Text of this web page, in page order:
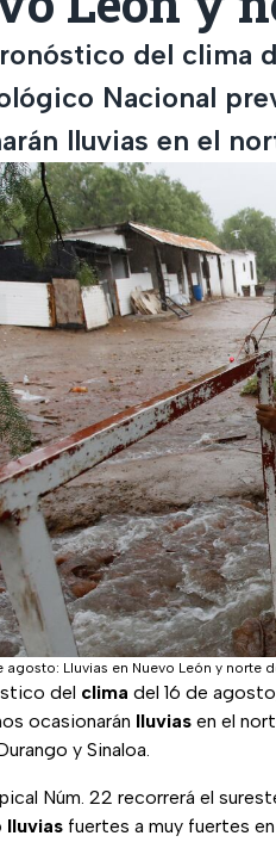
del clima
Nacional
lluvias en el
agosto: Lluvias en Nuevo León y norte
del clima del 16 de
ocasionarán lluvias en el
y Sinaloa.
Núm. 22 recorrerá el
lluvias fuertes a muy fuertes